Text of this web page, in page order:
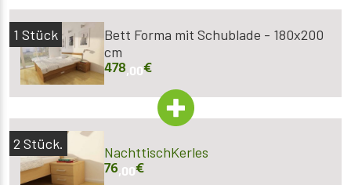
1 Stück
Bett Forma mit Schublade - 180x200
cm
478,00€
2 Stück.
NachttischKerles
76,00€